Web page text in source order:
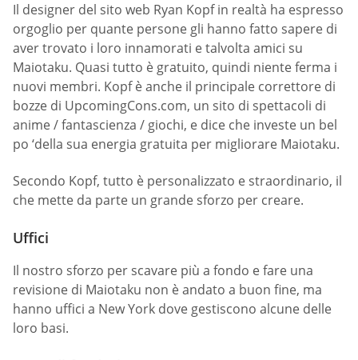
Il designer del sito web Ryan Kopf in realtà ha espresso
orgoglio per quante persone gli hanno fatto sapere di
aver trovato i loro innamorati e talvolta amici su
Maiotaku. Quasi tutto è gratuito, quindi niente ferma i
nuovi membri. Kopf è anche il principale correttore di
bozze di UpcomingCons.com, un sito di spettacoli di
anime / fantascienza / giochi, e dice che investe un bel
po ‘della sua energia gratuita per migliorare Maiotaku.
Secondo Kopf, tutto è personalizzato e straordinario, il
che mette da parte un grande sforzo per creare.
Uffici
Il nostro sforzo per scavare più a fondo e fare una
revisione di Maiotaku non è andato a buon fine, ma
hanno uffici a New York dove gestiscono alcune delle
loro basi.